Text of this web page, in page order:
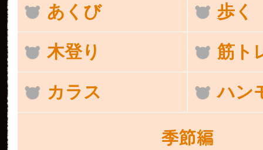
あくび 歩く
木登り 筋ト
カラス ハン
季節編